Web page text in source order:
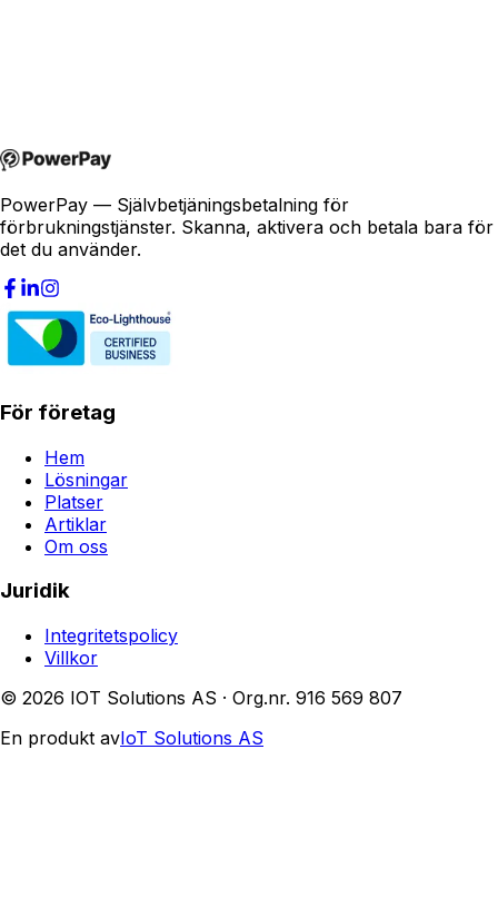
PowerPay — Självbetjäningsbetalning för
förbrukningstjänster. Skanna, aktivera och betala bara för
det du använder.
För företag
Hem
Lösningar
Platser
Artiklar
Om oss
Juridik
Integritetspolicy
Villkor
© 2026 IOT Solutions AS · Org.nr. 916 569 807
En produkt avIoT Solutions AS